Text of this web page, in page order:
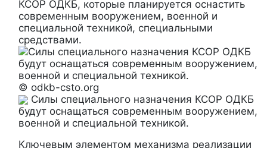
КСОР ОДКБ, которые планируется оснастить
современным вооружением, военной и
специальной техникой, специальными
средствами.
© odkb-csto.org
Силы специального назначения КСОР ОДКБ
будут оснащаться современным вооружением,
военной и специальной техникой.
Ключевым элементом механизма реализации